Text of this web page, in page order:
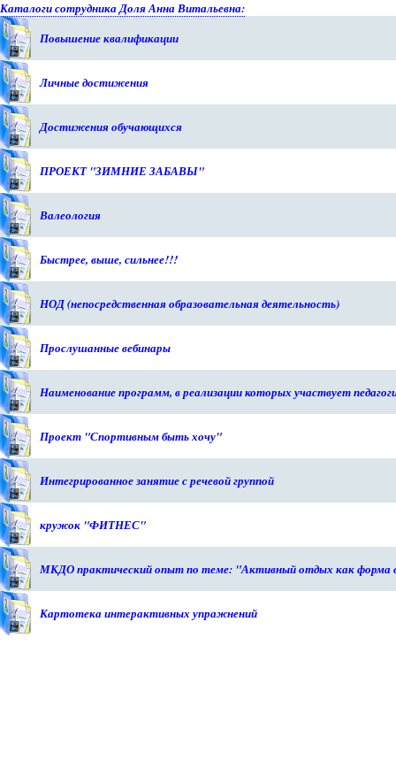
Каталоги сотрудника Доля Анна Витальевна:
Повышение квалификации
Личные достижения
Достижения обучающихся
ПРОЕКТ "ЗИМНИЕ ЗАБАВЫ"
Валеология
Быстрее, выше, сильнее!!!
НОД (непосредственная образовательная деятельность)
Прослушанные вебинары
Наименование программ, в реализации которых участвует
Проект "Спортивным быть хочу"
Интегрированное занятие с речевой группой
кружок "ФИТНЕС"
МКДО практический опыт по теме: "Активный отдых как форма
Картотека интерактивных упражнений